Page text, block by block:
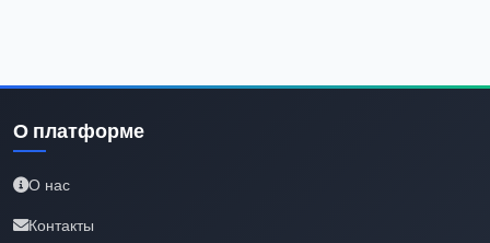
О платформе
О нас
Контакты